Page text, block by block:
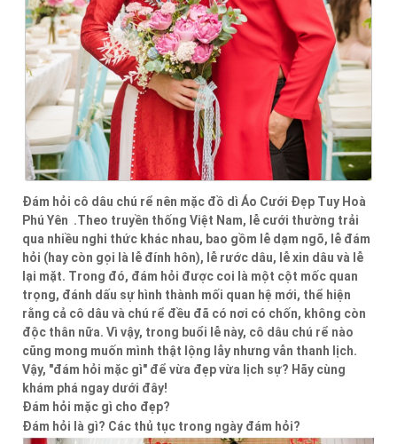
Đám hỏi cô dâu chú rể nên mặc đồ dì Áo Cưới Đẹp Tuy Hoà
Phú Yên .Theo truyền thống Việt Nam, lễ cưới thường trải
qua nhiều nghi thức khác nhau, bao gồm lễ dạm ngõ, lễ đám
hỏi (hay còn gọi là lễ đính hôn), lễ rước dâu, lễ xin dâu và lễ
lại mặt. Trong đó, đám hỏi được coi là một cột mốc quan
trọng, đánh dấu sự hình thành mối quan hệ mới, thể hiện
rằng cả cô dâu và chú rể đều đã có nơi có chốn, không còn
độc thân nữa. Vì vậy, trong buổi lễ này, cô dâu chú rể nào
cũng mong muốn mình thật lộng lẫy nhưng vẫn thanh lịch.
Vậy, "đám hỏi mặc gì" để vừa đẹp vừa lịch sự? Hãy cùng
khám phá ngay dưới đây!
Đám hỏi mặc gì cho đẹp?
Đám hỏi là gì? Các thủ tục trong ngày đám hỏi?